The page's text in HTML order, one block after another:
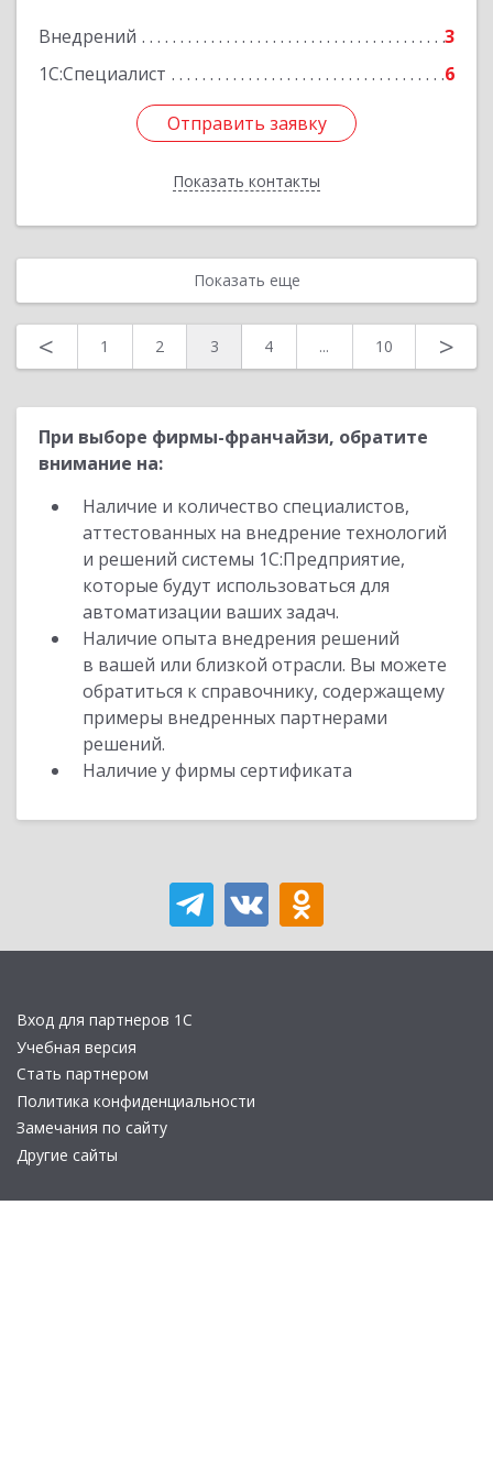
Внедрений
3
1С:Специалист
6
Отправить заявку
Показать контакты
Отправить заявку
Назад
Показать еще
< 1 2 3 4 ... 10 >
При выборе фирмы-франчайзи, обратите
внимание на:
Наличие и количество специалистов,
аттестованных на внедрение технологий
и решений системы 1С:Предприятие,
которые будут использоваться для
автоматизации ваших задач.
Наличие опыта внедрения решений
в вашей или близкой отрасли. Вы можете
обратиться к справочнику, содержащему
примеры внедренных партнерами
решений.
Наличие у фирмы сертификата
Вход для партнеров 1С
Учебная версия
Стать партнером
Политика конфиденциальности
Замечания по сайту
Другие сайты